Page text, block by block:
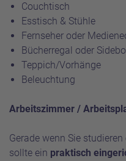
Couchtisch
Esstisch & Stühle
Fernseher oder
Bücherregal oder
Teppich/Vorhänge
Beleuchtung
Arbeitszimmer /
Gerade wenn Sie
sollte ein praktisch